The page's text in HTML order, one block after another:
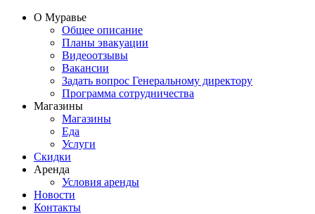
О Муравье
Общее описание
Планы эвакуации
Видеоотзывы
Вакансии
Задать вопрос Генеральному директору
Программа сотрудничества
Магазины
Магазины
Еда
Услуги
Скидки
Аренда
Условия аренды
Новости
Контакты